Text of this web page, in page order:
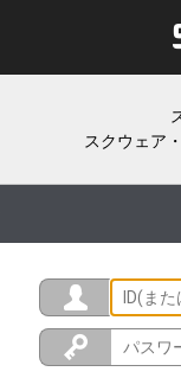
スクウェア